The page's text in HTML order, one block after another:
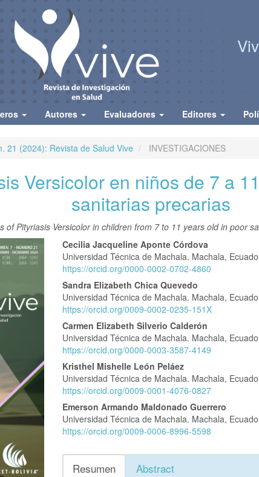
Autores Evaluadores Editores
21 (2024): Revista de Salud Vive INVESTIGACIONES
Versicolor en niños de 7 a
sanitarias precarias
of Pityriasis Versicolor in children from 7 to 11 years old in poor
Contenido
principal
del
artículo
Cecilia Jacqueline Aponte Córdova
Universidad Técnica de Machala. Machala,
https://orcid.org/0000-0002-0702-4860
Sandra Elizabeth Chica Quevedo
Universidad Técnica de Machala. Machala,
https://orcid.org/0009-0002-0235-151X
Carmen Elizabeth Silverio Calderón
Universidad Técnica de Machala. Machala,
https://orcid.org/0000-0003-3587-4149
Kristhel Mishelle León Peláez
Universidad Técnica de Machala. Machala,
https://orcid.org/0009-0001-4076-0827
Emerson Armando Maldonado Guerrero
Universidad Técnica de Machala. Machala,
https://orcid.org/0009-0006-8996-5598
Resumen Abstract